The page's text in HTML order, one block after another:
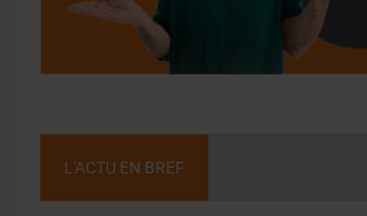
L'ACTU EN BREF